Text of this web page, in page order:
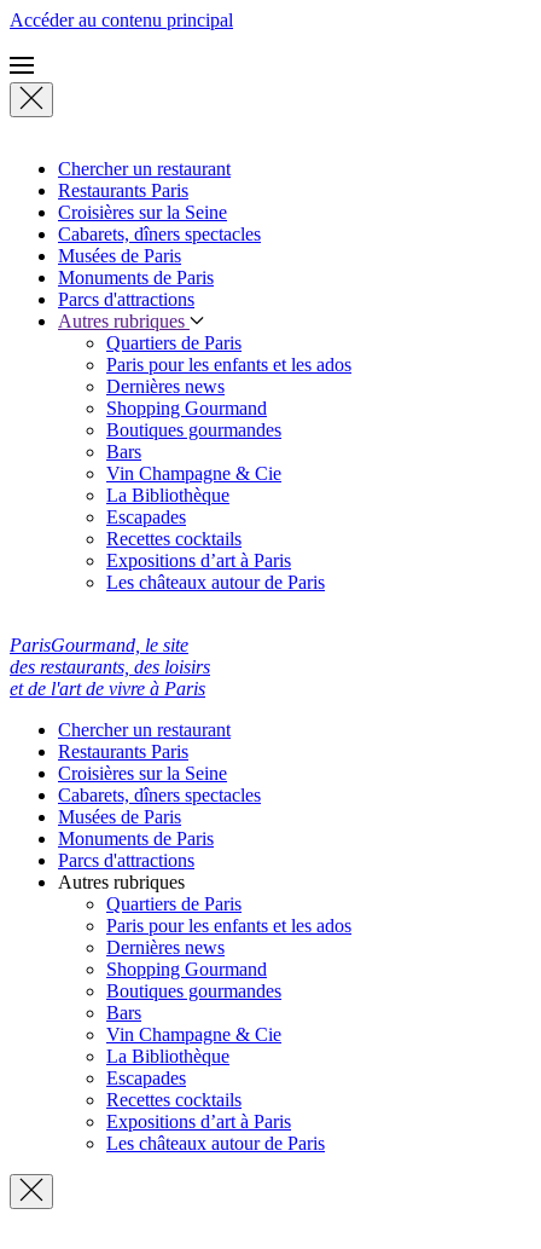
Accéder au contenu principal
Chercher un restaurant
Restaurants Paris
Croisières sur la Seine
Cabarets, dîners spectacles
Musées de Paris
Monuments de Paris
Parcs d'attractions
Autres rubriques
Quartiers de Paris
Paris pour les enfants et les ados
Dernières news
Shopping Gourmand
Boutiques gourmandes
Bars
Vin Champagne & Cie
La Bibliothèque
Escapades
Recettes cocktails
Expositions d’art à Paris
Les châteaux autour de Paris
ParisGourmand, le site
des restaurants, des loisirs
et de l'art de vivre à Paris
Chercher un restaurant
Restaurants Paris
Croisières sur la Seine
Cabarets, dîners spectacles
Musées de Paris
Monuments de Paris
Parcs d'attractions
Autres rubriques
Quartiers de Paris
Paris pour les enfants et les ados
Dernières news
Shopping Gourmand
Boutiques gourmandes
Bars
Vin Champagne & Cie
La Bibliothèque
Escapades
Recettes cocktails
Expositions d’art à Paris
Les châteaux autour de Paris